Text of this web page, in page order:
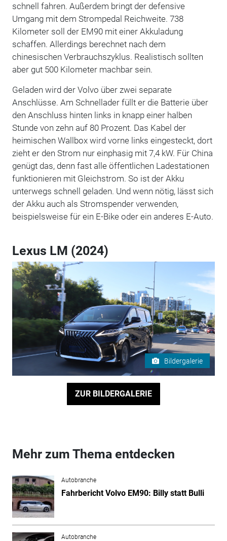
schnell fahren. Außerdem bringt der defensive
Umgang mit dem Strompedal Reichweite. 738
Kilometer soll der EM90 mit einer Akkuladung
schaffen. Allerdings berechnet nach dem
chinesischen Verbrauchszyklus. Realistisch sollten
aber gut 500 Kilometer machbar sein.
Geladen wird der Volvo über zwei separate
Anschlüsse. Am Schnellader füllt er die Batterie über
den Anschluss hinten links in knapp einer halben
Stunde von zehn auf 80 Prozent. Das Kabel der
heimischen Wallbox wird vorne links eingesteckt, dort
zieht er den Strom nur einphasig mit 7,4 kW. Für China
genügt das, denn fast alle öffentlichen Ladestationen
funktionieren mit Gleichstrom. So ist der Akku
unterwegs schnell geladen. Und wenn nötig, lässt sich
der Akku auch als Stromspender verwenden,
beispielsweise für ein E-Bike oder ein anderes E-Auto.
Lexus LM (2024)
Bildergalerie
ZUR BILDERGALERIE
Mehr zum Thema entdecken
Autobranche
Fahrbericht Volvo EM90: Billy statt Bulli
Autobranche